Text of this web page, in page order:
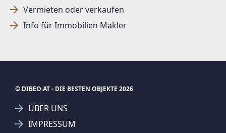
Vermieten oder verkaufen
Info für Immobilien Makler
© DIBEO.AT - DIE BESTEN OBJEKTE 2026
ÜBER UNS
IMPRESSUM